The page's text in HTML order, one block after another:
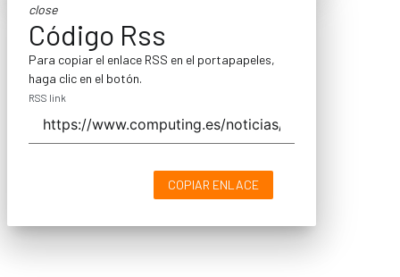
close
Código Rss
Para copiar el enlace RSS en el portapapeles,
haga clic en el botón.
RSS link
COPIAR ENLACE